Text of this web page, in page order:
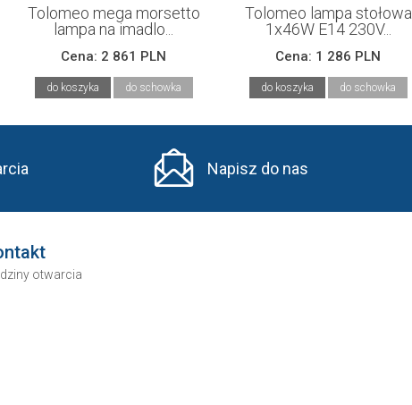
Tolomeo mega morsetto
lampa na imadlo...
Cena: 2 861 PLN
do koszyka do schowka
Tolomeo lampa stołowa
1x46W E14 230V...
Cena: 1 286 PLN
do koszyka do schowka
Napisz do nas
otwarcia